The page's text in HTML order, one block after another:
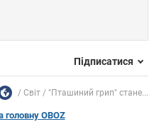
Підписатися
Світ "Пташиний грип" стане...
головну OBOZ